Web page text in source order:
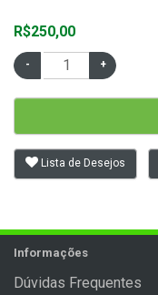
R$250,00
Lista de Desejos
Informações
Dúvidas Frequentes